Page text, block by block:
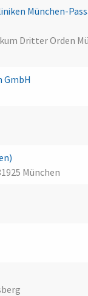
München-
Dritter Orden
GmbH
München